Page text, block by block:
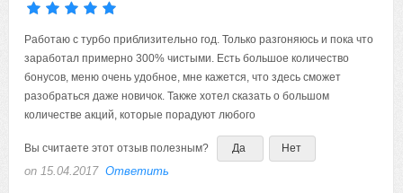
Работаю с турбо приблизительно год. Только разгоняюсь и пока что
заработал примерно 300% чистыми. Есть большое количество
бонусов, меню очень удобное, мне кажется, что здесь сможет
разобраться даже новичок. Также хотел сказать о большом
количестве акций, которые порадуют любого
Вы считаете этот отзыв полезным? Да Нет
on 15.04.2017 Ответить